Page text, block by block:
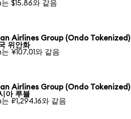
$15.86와 같음
Airlines Group (Ondo Tokenized)
위안화
¥107.01와 같음
Airlines Group (Ondo Tokenized)
아 루블
₽1,294.16와 같음